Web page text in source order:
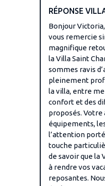
RÉPONSE
Bonjour Victoria,
vous remercie
magnifique
la Villa Saint
sommes ravis
pleinement
la villa, entre
confort et des
proposés.
équipements,
l’attention
touche
de savoir que la
à rendre vos
reposantes.